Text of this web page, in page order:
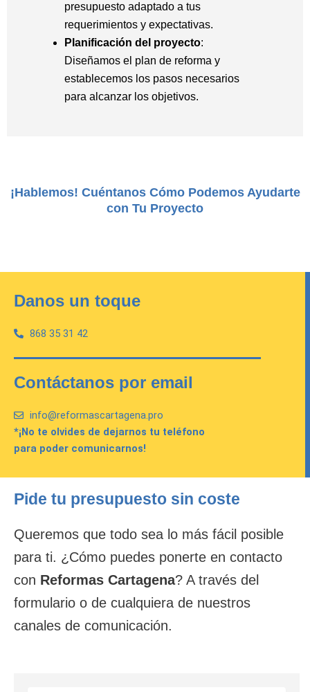
presupuesto adaptado a tus
requerimientos y expectativas.
Planificación del proyecto:
Diseñamos el plan de reforma y
establecemos los pasos necesarios
para alcanzar los objetivos.
¡Hablemos! Cuéntanos Cómo Podemos Ayudarte
con Tu Proyecto
Danos un toque
868 35 31 42
Contáctanos por email
info@reformascartagena.pro
*¡No te olvides de dejarnos tu teléfono
para poder comunicarnos!
Pide tu presupuesto sin coste
Queremos que todo sea lo más fácil posible
para ti. ¿Cómo puedes ponerte en contacto
con Reformas Cartagena? A través del
formulario o de cualquiera de nuestros
canales de comunicación.